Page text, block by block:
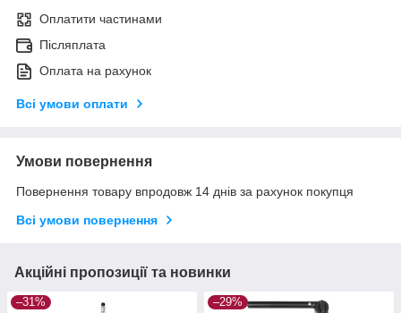
Оплатити частинами
Післяплата
Оплата на рахунок
Всі умови оплати
Умови повернення
Повернення товару впродовж 14 днів за рахунок покупця
Всі умови повернення
Акційні пропозиції та новинки
–31% –29%